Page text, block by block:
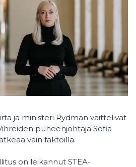
ja ministeri Rydman väittelivät
puheenjohtaja Sofia
vain faktoilla.
on leikannut STEA-